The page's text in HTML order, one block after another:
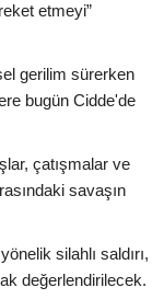
etmeyi”
gerilim sürerken
bugün Cidde'de
çatışmalar ve
savaşın
silahlı saldırı,
değerlendirilecek.